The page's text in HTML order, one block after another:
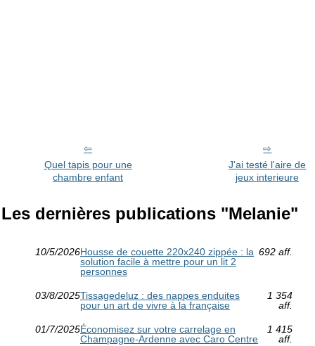
Quel tapis pour une
chambre enfant
J'ai testé l'aire de
jeux interieure
Les dernières publications "Melanie"
10/5/2026Housse de couette 220x240 zippée : la
solution facile à mettre pour un lit 2
personnes
692 aff.
03/8/2025Tissagedeluz : des nappes enduites
pour un art de vivre à la française
1 354
aff.
01/7/2025Économisez sur votre carrelage en
Champagne-Ardenne avec Caro Centre
1 415
aff.